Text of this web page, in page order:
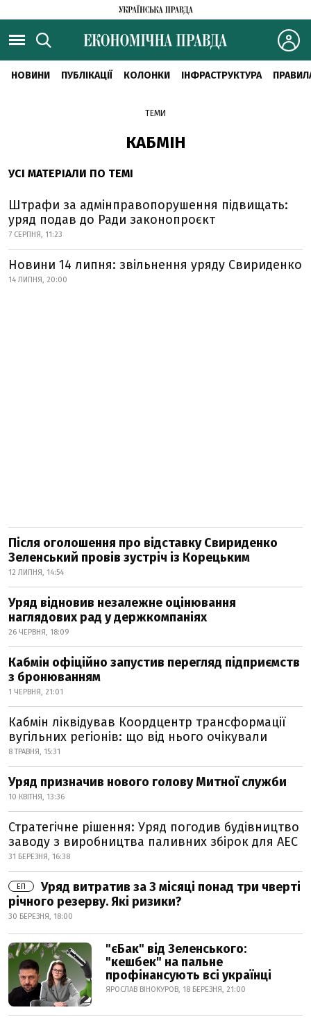
НОВИНИ ПУБЛІКАЦІЇ КОЛОНКИ ІНФРАСТРУКТУРА
ТЕМИ
КАБМІН
УСІ МАТЕРІАЛИ ПО ТЕМІ
Штрафи за адмінправопорушення підвищать:
уряд подав до Ради законопроєкт
7 СЕРПНЯ, 11:23
Новини 14 липня: звільнення уряду Свириденко
14 ЛИПНЯ, 20:00
Після оголошення про відставку Свириденко
Зеленський провів зустріч із Корецьким
12 ЛИПНЯ, 14:54
Уряд відновив незалежне оцінювання
наглядових рад у держкомпаніях
26 ЧЕРВНЯ, 18:09
Кабмін офіційно запустив перегляд підприємств
з бронюванням
1 ЧЕРВНЯ, 21:01
Кабмін ліквідував Коордцентр трансформації
вугільних регіонів: що від нього очікували
8 ТРАВНЯ, 15:31
Уряд призначив нового голову Митної служби
10 КВІТНЯ, 13:36
Стратегічне рішення: Уряд погодив будівництво
заводу з виробництва паливних збірок для АЕС
31 БЕРЕЗНЯ, 16:38
ЕП
Уряд витратив за 3 місяці понад три чверті
річного резерву. Які ризики?
30 БЕРЕЗНЯ, 18:00
"єБак" від Зеленського:
"кешбек" на пальне
профінансують всі українці
ЯРОСЛАВ ВІНОКУРОВ, 18 БЕРЕЗНЯ, 21:00